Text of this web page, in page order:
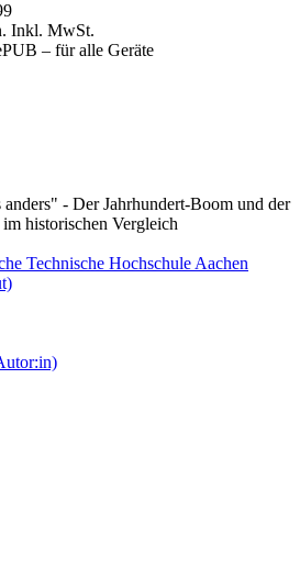
Inkl. MwSt.
– für alle Geräte
- Der Jahrhundert-Boom und der
historischen Vergleich
Technische Hochschule Aachen